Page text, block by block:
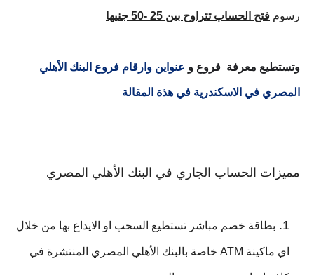
رسوم فتح الحساب تتراوح بين 25 -50 جنيها
وتستطيع معرفة فروع و عنواين وارقام فروع البنك الأهلي
المصري في الاسكندرية في هذة المقالة
مميزات الحساب الجاري في البنك الأهلي المصري
بطاقة خصم مباشر تستطيع السحب او الايداع بها من خلال
اي ماكينة ATM خاصة بالبنك الأهلي المصري المنتشرة في